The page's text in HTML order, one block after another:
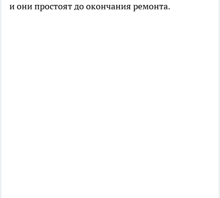
и они простоят до окончания ремонта.